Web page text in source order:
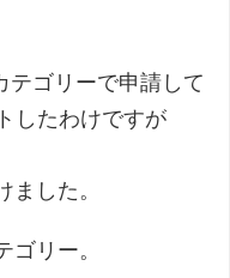
テゴリーで申請して
したわけですが
した。
リー。